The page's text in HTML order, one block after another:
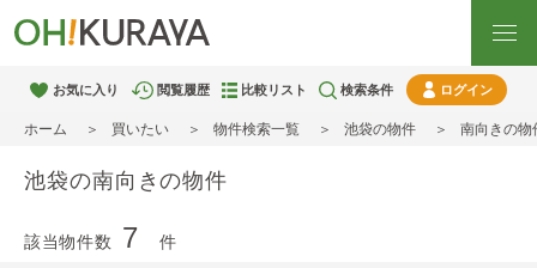
お気に入り 閲覧履歴 比較リスト 検索条件 ログイン
ホーム 買いたい 物件検索一覧 池袋の物件 南向きの物
池袋の南向きの物件
該当物件数 7 件